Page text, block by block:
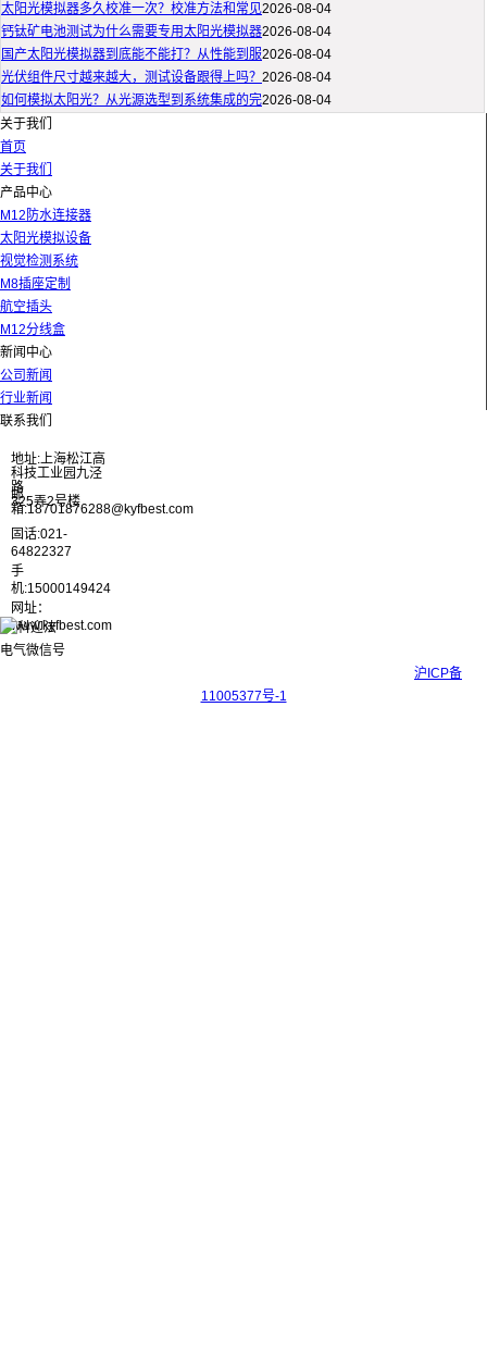
太阳光模拟器多久校准一次？校准方法和常见2026-08-04
钙钛矿电池测试为什么需要专用太阳光模拟器2026-08-04
国产太阳光模拟器到底能不能打？从性能到服2026-08-04
光伏组件尺寸越来越大，测试设备跟得上吗？ 2026-08-04
如何模拟太阳光？从光源选型到系统集成的完2026-08-04
关于我们
首页
关于我们
产品中心
M12防水连接器
太阳光模拟设备
视觉检测系统
M8插座定制
航空插头
M12分线盒
新闻中心
公司新闻
行业新闻
联系我们
地址:上海松江高
科技工业园九泾
路
325弄2号楼
邮
箱:18701876288@kyfbest.com
固话:021-
64822327
手
机:15000149424
网址：
www.kyfbest.com
沪ICP备
11005377号-1